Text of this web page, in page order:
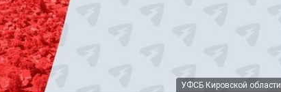
УФСБ Кировской области